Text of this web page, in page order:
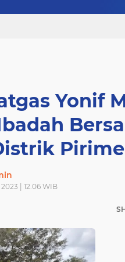
Yonif
Pirime
| 12.06 WIB